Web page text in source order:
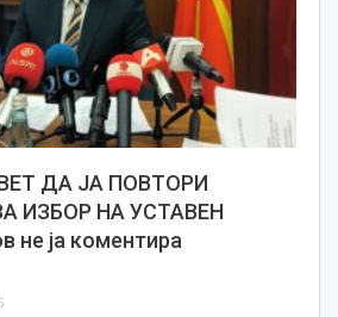
ДА JА ПОВТОРИ
ИЗБОР НА УСТАВЕН
не ја коментира